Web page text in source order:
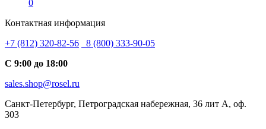
0
Контактная информация
+7 (812) 320-82-56
8 (800) 333-90-05
С 9:00 до 18:00
sales.shop@rosel.ru
Санкт-Петербург, Петроградская набережная, 36 лит А, оф.
303